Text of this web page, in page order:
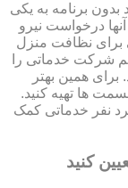
برنامه به یکی
درخواست نیرو
برای نظافت منزل
شرکت خدماتی را
همین بهتر
ها تهیه کنید.
نفر خدماتی کمک
کنید